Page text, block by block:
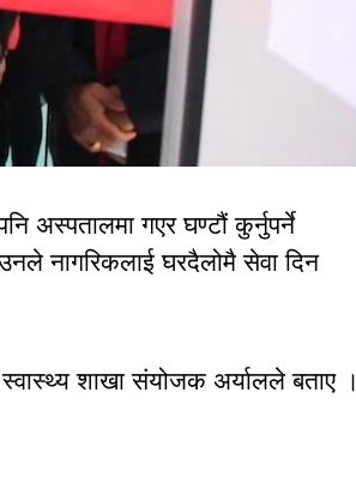
अस्पतालमा गएर घण्टौं कुर्नुपर्ने
नागरिकलाई घरदैलोमै सेवा दिन
स्वास्थ्य शाखा संयोजक अर्यालले बताए ।